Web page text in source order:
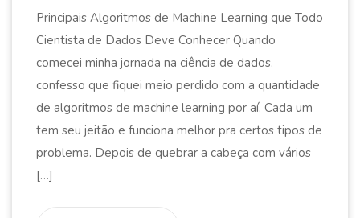
Principais Algoritmos de Machine Learning que Todo
Cientista de Dados Deve Conhecer Quando
comecei minha jornada na ciência de dados,
confesso que fiquei meio perdido com a quantidade
de algoritmos de machine learning por aí. Cada um
tem seu jeitão e funciona melhor pra certos tipos de
problema. Depois de quebrar a cabeça com vários
[…]